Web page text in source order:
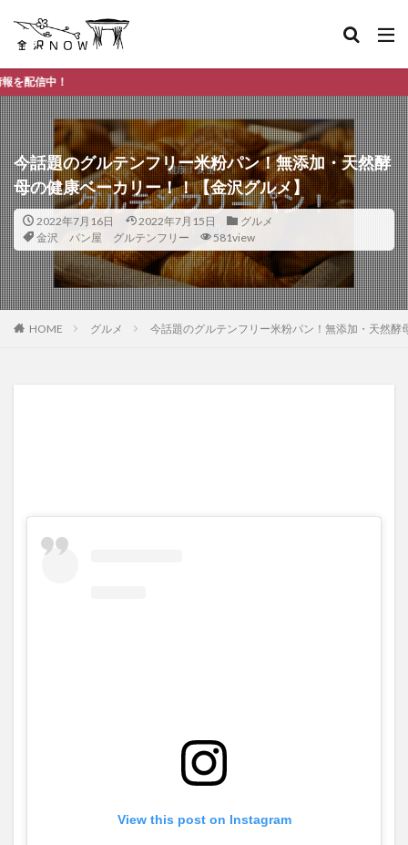
今話題のグルテンフリー米粉パン！無添加・天然酵
母の健康ベーカリー！！【金沢グルメ】
2022年7月16日 2022年7月15日
グルメ
金沢 パン屋 グルテンフリー
581view
HOME グルメ 今話題のグルテンフリー米粉パン！無添加・天然
View this post on Instagram